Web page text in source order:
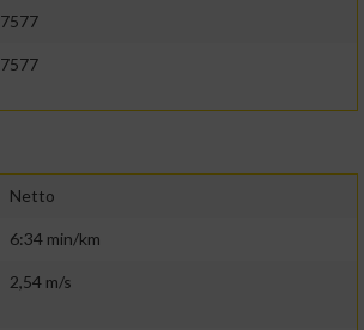
7577
7577
Netto
6:34 min/km
2,54 m/s